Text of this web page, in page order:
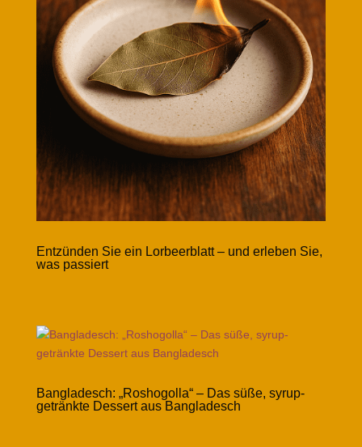
Entzünden Sie ein Lorbeerblatt – und erleben Sie,
was passiert
Bangladesch: „Roshogolla“ – Das süße, syrup-
getränkte Dessert aus Bangladesch